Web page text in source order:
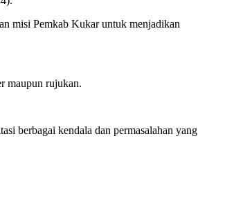
misi Pemkab Kukar untuk menjadikan
maupun rujukan.
berbagai kendala dan permasalahan yang